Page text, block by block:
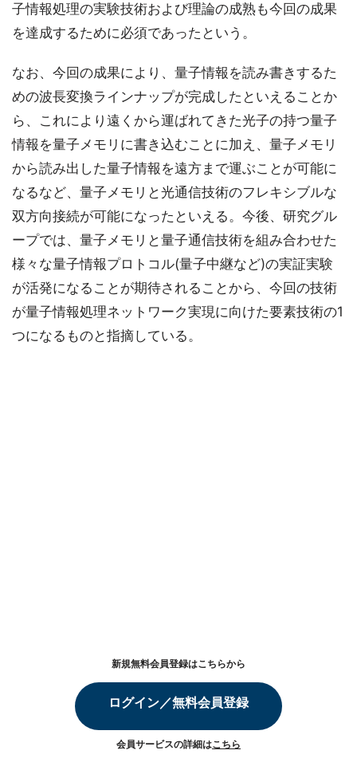
子情報処理の実験技術および理論の成熟も今回の成果
を達成するために必須であったという。
なお、今回の成果により、量子情報を読み書きするた
めの波長変換ラインナップが完成したといえることか
ら、これにより遠くから運ばれてきた光子の持つ量子
情報を量子メモリに書き込むことに加え、量子メモリ
から読み出した量子情報を遠方まで運ぶことが可能に
なるなど、量子メモリと光通信技術のフレキシブルな
双方向接続が可能になったといえる。今後、研究グル
ープでは、量子メモリと量子通信技術を組み合わせた
様々な量子情報プロトコル(量子中継など)の実証実験
が活発になることが期待されることから、今回の技術
が量子情報処理ネットワーク実現に向けた要素技術の1
つになるものと指摘している。
新規無料会員登録はこちらから
ログイン／無料会員登録
会員サービスの詳細はこちら